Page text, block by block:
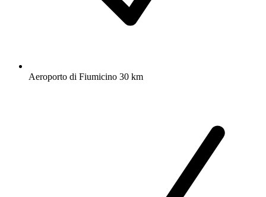
Aeroporto di Fiumicino 30 km